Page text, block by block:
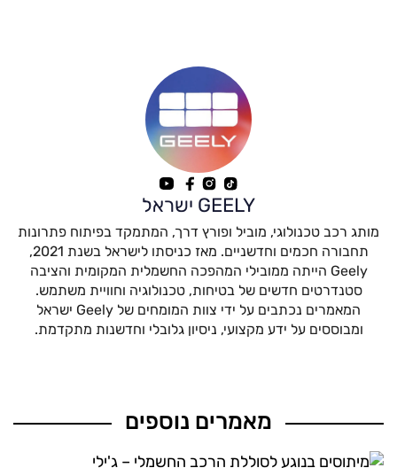
GEELY ישראל
מותג רכב טכנולוגי, מוביל ופורץ דרך, המתמקד בפיתוח פתרונות
תחבורה חכמים וחדשניים. מאז כניסתו לישראל בשנת 2021,
Geely הייתה ממובילי המהפכה החשמלית המקומית והציבה
סטנדרטים חדשים של בטיחות, טכנולוגיה וחוויית משתמש.
המאמרים נכתבים על ידי צוות המומחים של Geely ישראל
ומבוססים על ידע מקצועי, ניסיון גלובלי וחדשנות מתקדמת.
מאמרים נוספים